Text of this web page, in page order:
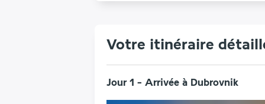
Votre itinéraire
Jour 1 - Arrivée à Dubrovnik